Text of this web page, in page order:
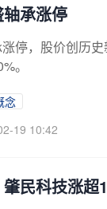
承涨停
停，股价创历
。
念
19 10:42
民科技涨超